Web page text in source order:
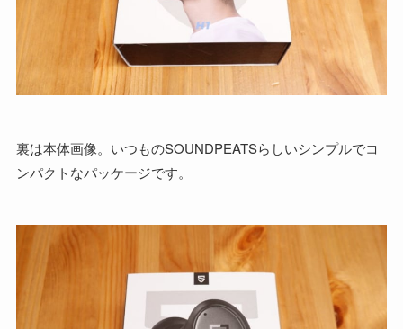
裏は本体画像。いつものSOUNDPEATSらしいシンプルでコ
ンパクトなパッケージです。